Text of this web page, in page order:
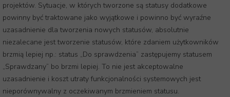
projektów. Sytuacje, w których tworzone są statusy dodatkowe
powinny być traktowane jako wyjątkowe i powinno być wyraźne
uzasadnienie dla tworzenia nowych statusów, absolutnie
niezalecane jest tworzenie statusów, które zdaniem użytkowników
brzmią lepiej np.: status „Do sprawdzenia” zastępujemy statusem
„Sprawdzany” bo brzmi lepiej. To nie jest akceptowalne
uzasadnienie i koszt utraty funkcjonalności systemowych jest
nieporównywalny z oczekiwanym brzmieniem statusu.